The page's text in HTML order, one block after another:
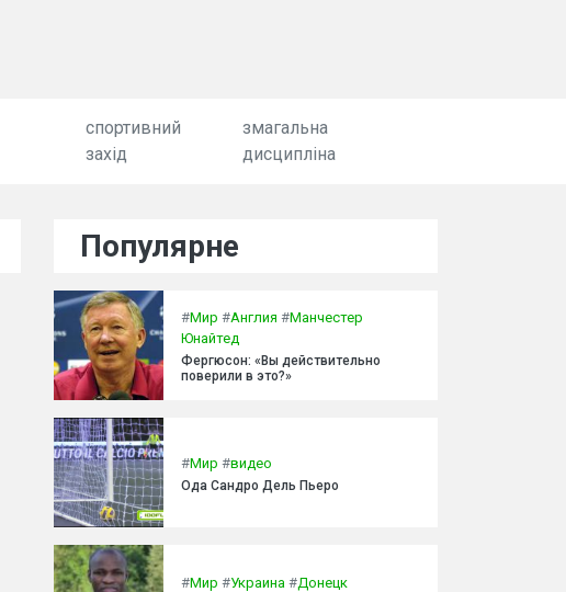
спортивний
захід
змагальна
дисципліна
Популярне
#Мир #Англия #Манчестер
Юнайтед
Фергюсон: «Вы действительно
поверили в это?»
#Мир #видео
Ода Сандро Дель Пьеро
#Мир #Украина #Донецк